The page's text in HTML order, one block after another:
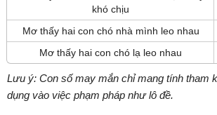
khó chịu
Mơ thấy hai con chó nhà mình leo nhau
Mơ thấy hai con chó lạ leo nhau
Lưu ý: Con số may mắn chỉ mang tính tham
dụng vào việc phạm pháp như lô đề.